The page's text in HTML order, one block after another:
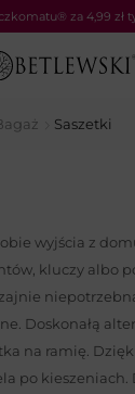
za 4,99 zł
Saszetki
wyjścia z
kluczy albo
Doskonałą
na ramię.
po kieszeniach.